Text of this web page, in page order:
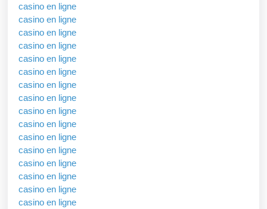
casino en ligne
casino en ligne
casino en ligne
casino en ligne
casino en ligne
casino en ligne
casino en ligne
casino en ligne
casino en ligne
casino en ligne
casino en ligne
casino en ligne
casino en ligne
casino en ligne
casino en ligne
casino en ligne